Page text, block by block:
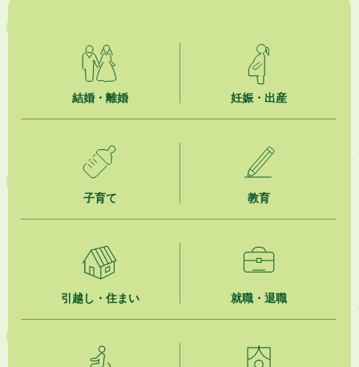
就職・転職相談会のご案内
2026年8月6日
ジュビロ磐田（情報提供・お知らせ）
【日本DX大賞2026】ポスターセッション最優秀賞を受賞しました！
2026年8月4日
市民の勇気ある応急手当に感謝状を贈呈しました
結婚・離婚 妊娠・出産
子育て 教育
引越し・住まい 就職・退職